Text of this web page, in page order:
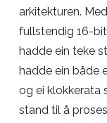
arkitekturen.
fullstendig 16-
hadde ein teke
hadde ein både
og ei klokkerata
stand til å